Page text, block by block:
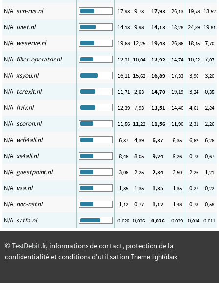
N/A sun-rvs.nl 17,93 9,73 17,93 26,13 19,78 13,52
N/A unet.nl 14,13 9,98 14,13 18,28 24,89 19,81
N/A weserve.nl 19,68 12,25 19,43 26,86 18,15 7,70
N/A fiber-operator.nl 12,21 10,04 12,92 14,74 10,52 7,07
N/A xsyou.nl 16,11 15,62 16,89 17,33 3,96 3,20
N/A torexit.nl 11,71 2,83 14,70 19,19 3,24 0,35
N/A hviv.nl 12,39 7,93 13,51 14,40 4,61 2,84
N/A scoron.nl 11,56 11,22 11,56 11,90 2,31 2,26
N/A wifi4all.nl 6,37 4,39 6,37 8,35 6,62 6,26
N/A xs4all.nl 8,46 8,05 9,24 9,26 0,73 0,67
N/A guestpoint.nl 3,06 2,25 2,34 3,50 2,26 1,21
N/A vaa.nl 1,35 1,35 1,35 1,35 0,27 0,22
N/A noc-nsf.nl 1,12 0,77 1,12 1,48 0,73 0,58
N/A satfa.nl 0,028 0,026 0,026 0,029 0,014 0,011
© TestDebit.fr, informations de contact, protection de la
confidentialité et conditions d'utilisation Theme light/dark